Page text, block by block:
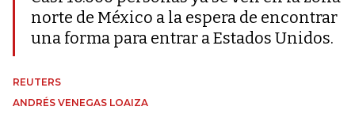
norte de México a la espera de encontrar
una forma para entrar a Estados Unidos.
REUTERS
ANDRÉS VENEGAS LOAIZA